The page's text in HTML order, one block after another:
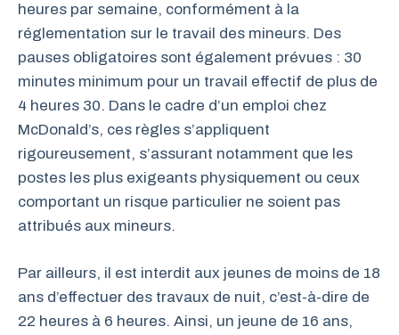
heures par semaine, conformément à la
réglementation sur le travail des mineurs. Des
pauses obligatoires sont également prévues : 30
minutes minimum pour un travail effectif de plus de
4 heures 30. Dans le cadre d’un emploi chez
McDonald’s, ces règles s’appliquent
rigoureusement, s’assurant notamment que les
postes les plus exigeants physiquement ou ceux
comportant un risque particulier ne soient pas
attribués aux mineurs.
Par ailleurs, il est interdit aux jeunes de moins de 18
ans d’effectuer des travaux de nuit, c’est-à-dire de
22 heures à 6 heures. Ainsi, un jeune de 16 ans,